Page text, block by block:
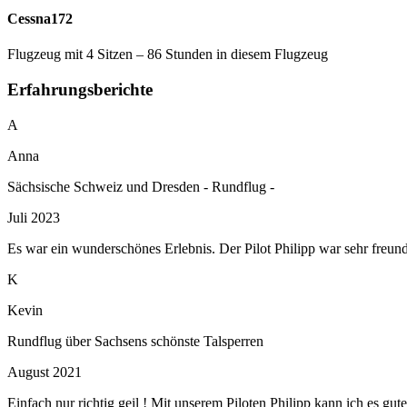
Cessna172
Flugzeug mit 4 Sitzen – 86 Stunden in diesem Flugzeug
Erfahrungsberichte
A
Anna
Sächsische Schweiz und Dresden - Rundflug -
Juli 2023
Es war ein wunderschönes Erlebnis. Der Pilot Philipp war sehr
K
Kevin
Rundflug über Sachsens schönste Talsperren
August 2021
Einfach nur richtig geil ! Mit unserem Piloten Philipp kann ich es